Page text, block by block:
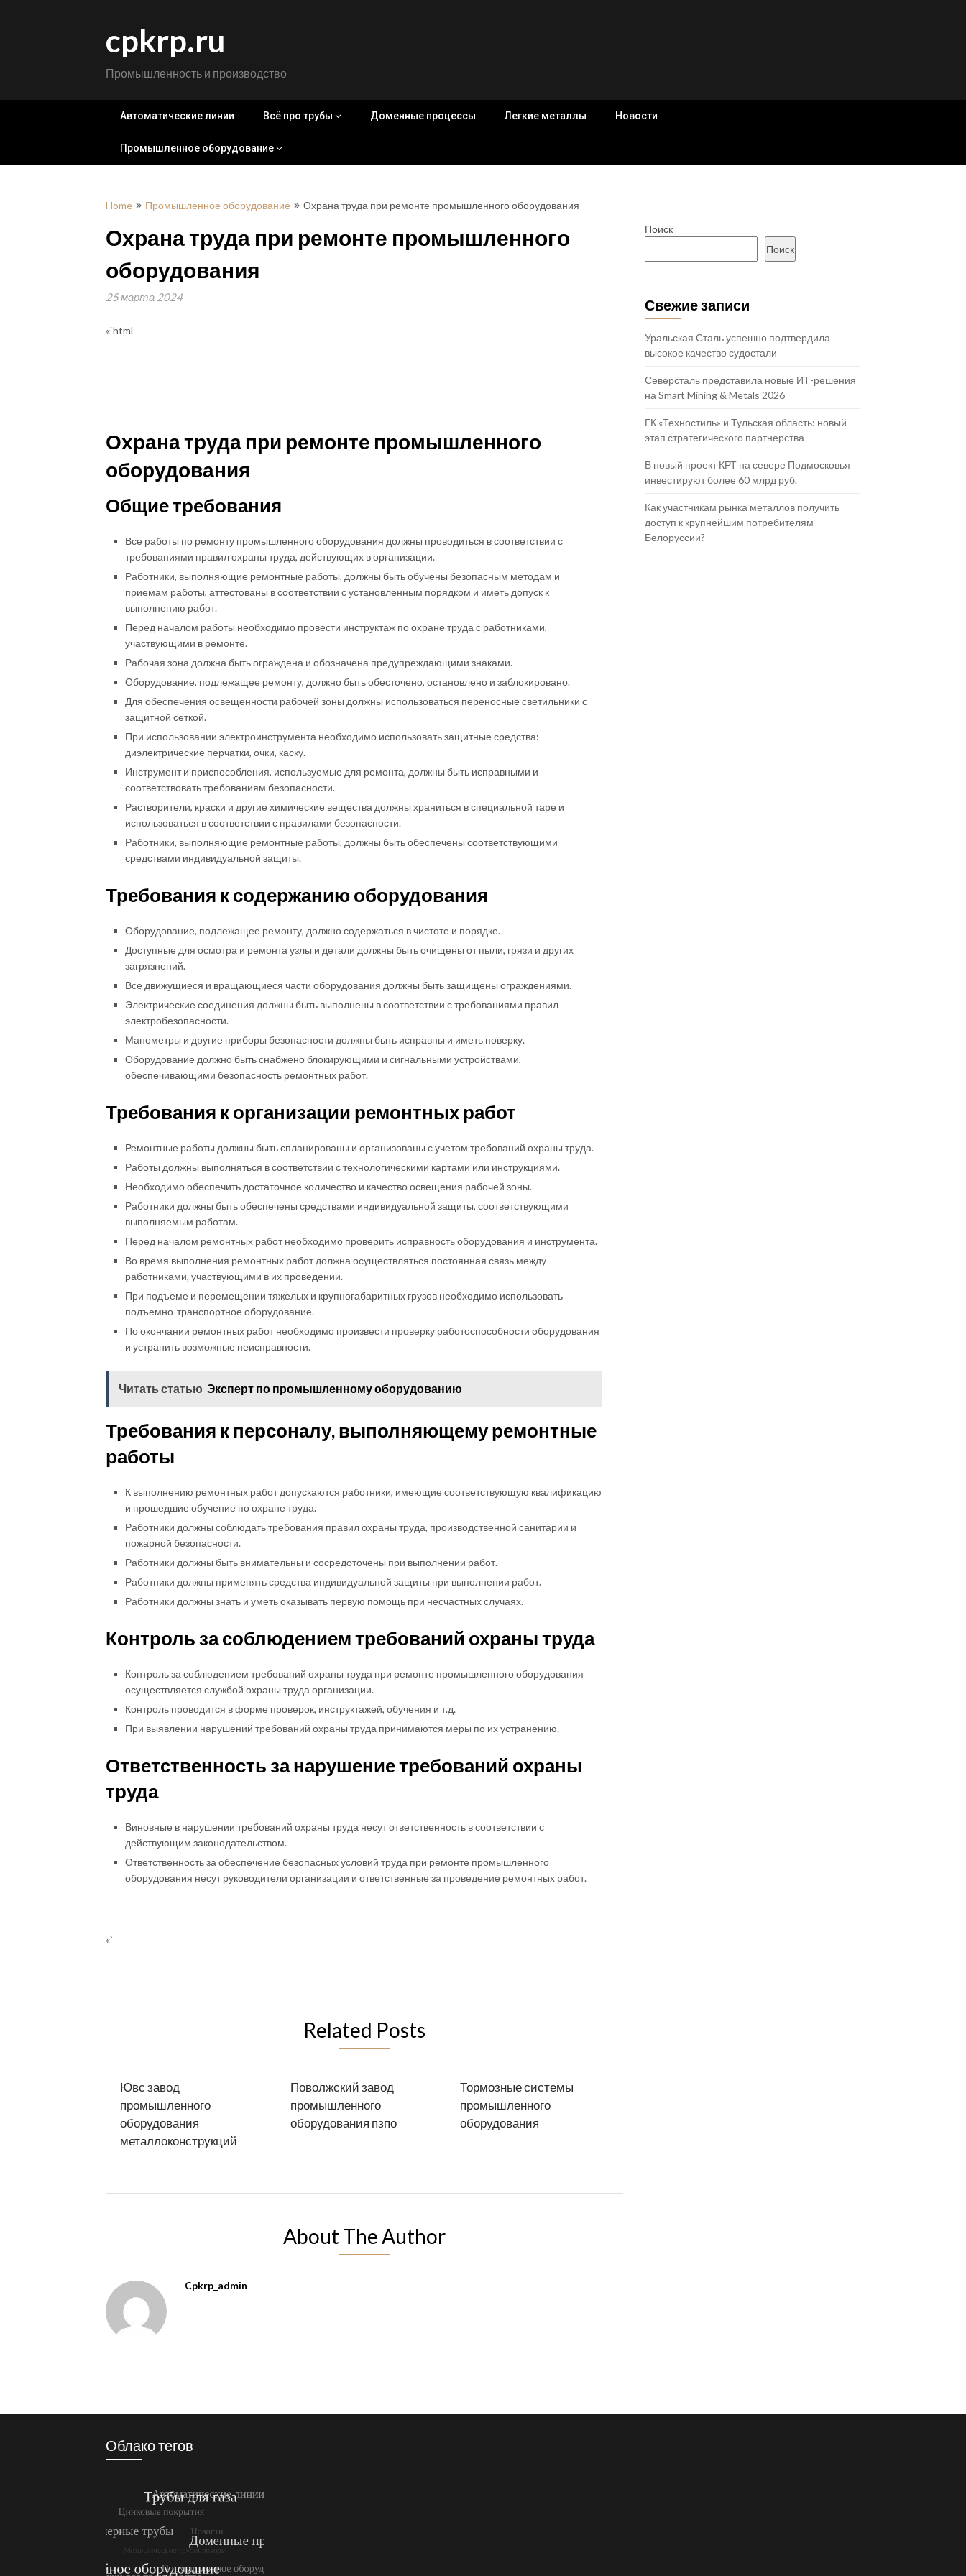
cpkrp.ru
Промышленность и производство
Автоматические линии Всё про трубы Доменные процессы Легкие металлы Новости
Промышленное оборудование
Home Промышленное оборудование Охрана труда при ремонте промышленного оборудования
Охрана труда при ремонте промышленного
оборудования
25 марта 2024
«`html
Охрана труда при ремонте промышленного
оборудования
Общие требования
Все работы по ремонту промышленного оборудования должны проводиться в соответствии с
требованиями правил охраны труда, действующих в организации.
Работники, выполняющие ремонтные работы, должны быть обучены безопасным методам и
приемам работы, аттестованы в соответствии с установленным порядком и иметь допуск к
выполнению работ.
Перед началом работы необходимо провести инструктаж по охране труда с работниками,
участвующими в ремонте.
Рабочая зона должна быть ограждена и обозначена предупреждающими знаками.
Оборудование, подлежащее ремонту, должно быть обесточено, остановлено и заблокировано.
Для обеспечения освещенности рабочей зоны должны использоваться переносные светильники с
защитной сеткой.
При использовании электроинструмента необходимо использовать защитные средства:
диэлектрические перчатки, очки, каску.
Инструмент и приспособления, используемые для ремонта, должны быть исправными и
соответствовать требованиям безопасности.
Растворители, краски и другие химические вещества должны храниться в специальной таре и
использоваться в соответствии с правилами безопасности.
Работники, выполняющие ремонтные работы, должны быть обеспечены соответствующими
средствами индивидуальной защиты.
Требования к содержанию оборудования
Оборудование, подлежащее ремонту, должно содержаться в чистоте и порядке.
Доступные для осмотра и ремонта узлы и детали должны быть очищены от пыли, грязи и других
загрязнений.
Все движущиеся и вращающиеся части оборудования должны быть защищены ограждениями.
Электрические соединения должны быть выполнены в соответствии с требованиями правил
электробезопасности.
Манометры и другие приборы безопасности должны быть исправны и иметь поверку.
Оборудование должно быть снабжено блокирующими и сигнальными устройствами,
обеспечивающими безопасность ремонтных работ.
Требования к организации ремонтных работ
Ремонтные работы должны быть спланированы и организованы с учетом требований охраны труда.
Работы должны выполняться в соответствии с технологическими картами или инструкциями.
Необходимо обеспечить достаточное количество и качество освещения рабочей зоны.
Работники должны быть обеспечены средствами индивидуальной защиты, соответствующими
выполняемым работам.
Перед началом ремонтных работ необходимо проверить исправность оборудования и инструмента.
Во время выполнения ремонтных работ должна осуществляться постоянная связь между
работниками, участвующими в их проведении.
При подъеме и перемещении тяжелых и крупногабаритных грузов необходимо использовать
подъемно-транспортное оборудование.
По окончании ремонтных работ необходимо произвести проверку работоспособности оборудования
и устранить возможные неисправности.
Читать статью Эксперт по промышленному оборудованию
Требования к персоналу, выполняющему ремонтные
работы
К выполнению ремонтных работ допускаются работники, имеющие соответствующую квалификацию
и прошедшие обучение по охране труда.
Работники должны соблюдать требования правил охраны труда, производственной санитарии и
пожарной безопасности.
Работники должны быть внимательны и сосредоточены при выполнении работ.
Работники должны применять средства индивидуальной защиты при выполнении работ.
Работники должны знать и уметь оказывать первую помощь при несчастных случаях.
Контроль за соблюдением требований охраны труда
Контроль за соблюдением требований охраны труда при ремонте промышленного оборудования
осуществляется службой охраны труда организации.
Контроль проводится в форме проверок, инструктажей, обучения и т.д.
При выявлении нарушений требований охраны труда принимаются меры по их устранению.
Ответственность за нарушение требований охраны
труда
Виновные в нарушении требований охраны труда несут ответственность в соответствии с
действующим законодательством.
Ответственность за обеспечение безопасных условий труда при ремонте промышленного
оборудования несут руководители организации и ответственные за проведение ремонтных работ.
«`
Related Posts
Ювс завод
промышленного
оборудования
металлоконструкций
Поволжский завод
промышленного
оборудования пзпо
Тормозные системы
промышленного
оборудования
About The Author
Cpkrp_admin
Поиск
Поиск
Свежие записи
Уральская Сталь успешно подтвердила
высокое качество судостали
Северсталь представила новые ИТ-решения
на Smart Mining & Metals 2026
ГК «Техностиль» и Тульская область: новый
этап стратегического партнерства
В новый проект КРТ на севере Подмосковья
инвестируют более 60 млрд руб.
Как участникам рынка металлов получить
доступ к крупнейшим потребителям
Белоруссии?
Облако тегов